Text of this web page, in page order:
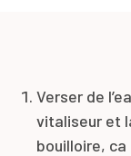
Verser de
vitaliseur et
bouilloire,